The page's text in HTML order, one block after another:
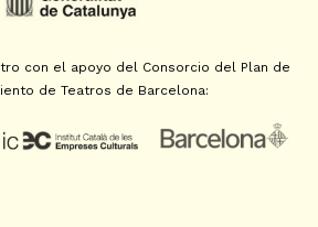
con el apoyo del Consorcio del Plan de
de Teatros de Barcelona: